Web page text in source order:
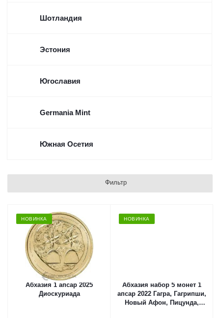
Фильтр
НОВИНКА
Абхазия 1 апсар 2025
Диоскуриада
НОВИНКА
Абхазия набор 5 монет 1
апсар 2022 Гагра, Гагрипши,
Новый Афон, Пицунда,